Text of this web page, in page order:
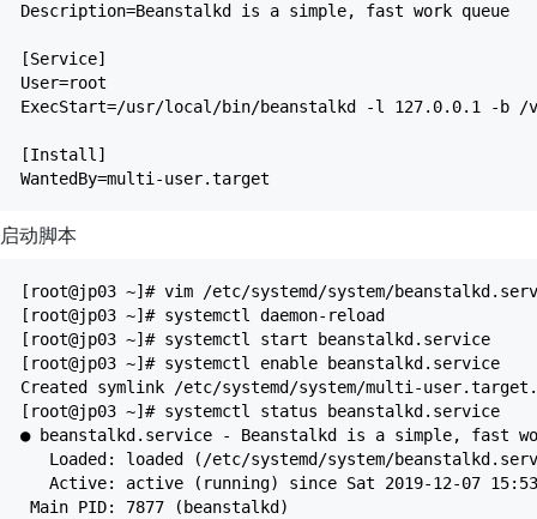
Description=Beanstalkd is a simple, fast work queue
[Service]
User=root
ExecStart=/usr/local/bin/beanstalkd -l 127.0.0.1 -b /
[Install]
WantedBy=multi-user.target
启动脚本
[root@jp03 ~]# vim /etc/systemd/system/
[root@jp03 ~]# systemctl daemon-reload
[root@jp03 ~]# systemctl start beanstalkd.service
[root@jp03 ~]# systemctl enable beanstalkd.service
Created symlink /etc/systemd/system/multi-
[root@jp03 ~]# systemctl status beanstalkd.service
● beanstalkd.service - Beanstalkd is a simple, fast
Loaded: loaded (/etc/systemd/system/
Active: active (running) since Sat 2019-12-07
Main PID: 7877 (beanstalkd)